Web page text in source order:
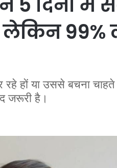
लेकिन
हों या उससे बचना चाहते
जरूरी है।